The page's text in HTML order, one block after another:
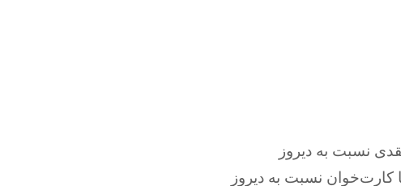
کارت‌خوان نسبت به دیروز